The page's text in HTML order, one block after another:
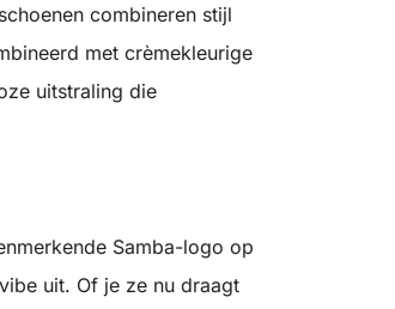
combineren stijl
met crèmekleurige
uitstraling die
Samba-logo op
uit. Of je ze nu draagt